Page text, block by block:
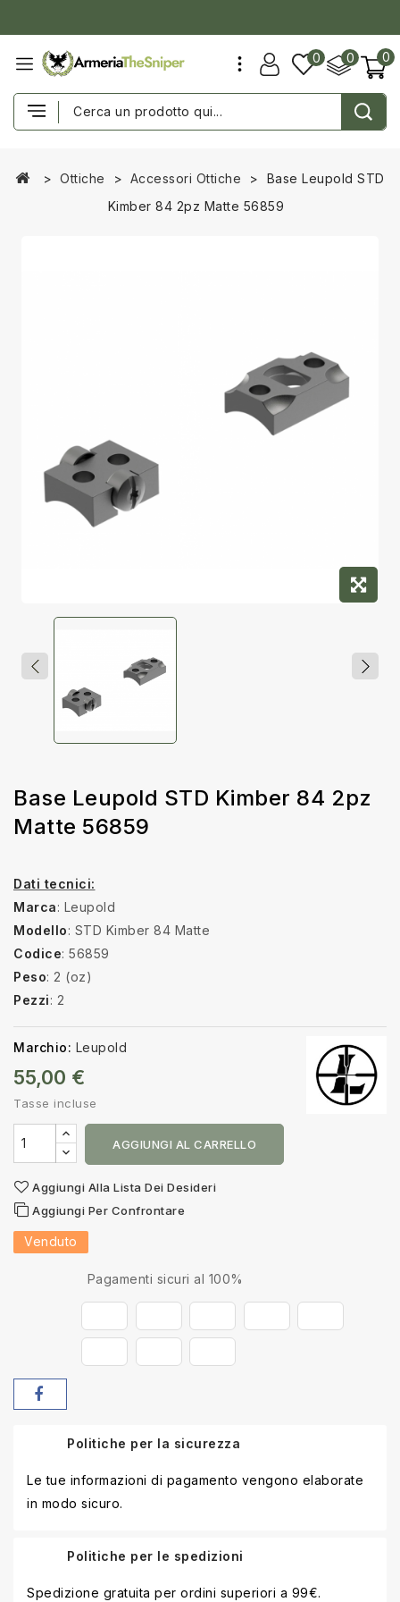
0
0
0
Ottiche Accessori Ottiche
Base Leupold STD
Kimber 84 2pz Matte 56859
Base Leupold STD Kimber 84 2pz
Matte 56859
Dati tecnici:
Marca: Leupold
Modello: STD Kimber 84 Matte
Codice: 56859
Peso: 2 (oz)
Pezzi: 2
Marchio: Leupold
55,00 €
Tasse incluse
AGGIUNGI AL CARRELLO
Aggiungi Alla Lista Dei Desideri
Aggiungi Per Confrontare
Venduto
Pagamenti sicuri al 100%
Politiche per la sicurezza
Le tue informazioni di pagamento vengono elaborate
in modo sicuro.
Politiche per le spedizioni
Spedizione gratuita per ordini superiori a 99€.